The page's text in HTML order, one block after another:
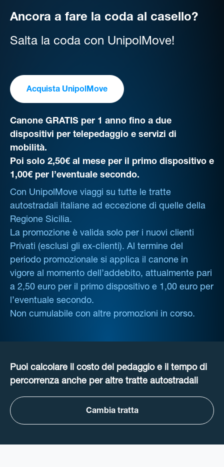
Ancora a fare la coda al casello?
Salta la coda con UnipolMove!
Acquista UnipolMove
Canone GRATIS per 1 anno fino a due
dispositivi per telepedaggio e servizi di
mobilità.
Poi solo 2,50€ al mese per il primo dispositivo e
1,00€ per l’eventuale secondo.
Con UnipolMove viaggi su tutte le tratte
autostradali italiane ad eccezione di quelle della
Regione Sicilia.
La promozione è valida solo per i nuovi clienti
Privati (esclusi gli ex-clienti). Al termine del
periodo promozionale si applica il canone in
vigore al momento dell’addebito, attualmente pari
a 2,50 euro per il primo dispositivo e 1,00 euro per
l’eventuale secondo.
Non cumulabile con altre promozioni in corso.
Puoi calcolare il costo del pedaggio e il tempo di
percorrenza anche per altre tratte autostradali
Cambia tratta